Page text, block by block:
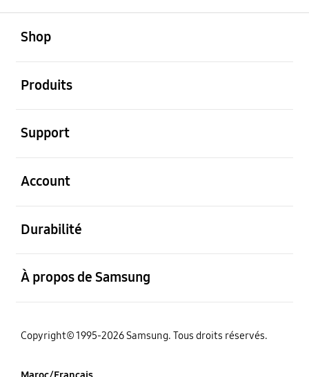
Shop
Produits
Support
Account
Durabilité
À propos de Samsung
Copyright© 1995-2026 Samsung. Tous droits réservés.